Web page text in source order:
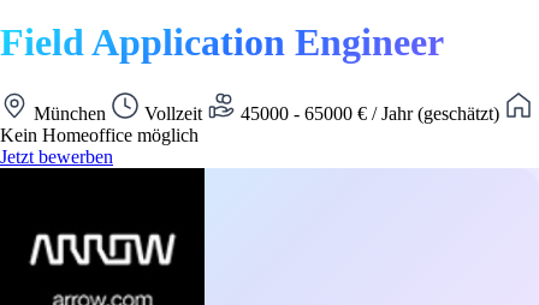
Field Application Engineer
München Vollzeit
45000 - 65000 € / Jahr (geschätzt)
Kein Homeoffice möglich
Jetzt bewerben